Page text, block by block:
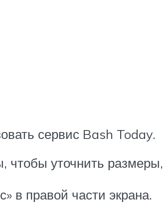
сервис Bash Today.
чтобы уточнить размеры,
в правой части экрана.